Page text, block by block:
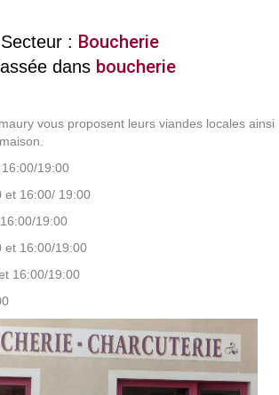
Secteur : Boucherie
dans boucherie
vous proposent leurs viandes locales ainsi
19:00
et 16:00/ 19:00
19:00
et 16:00/19:00
16:00/19:00